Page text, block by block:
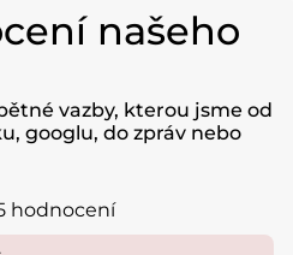
našeho
vazby, kterou jsme od
googlu, do zpráv nebo
hodnocení